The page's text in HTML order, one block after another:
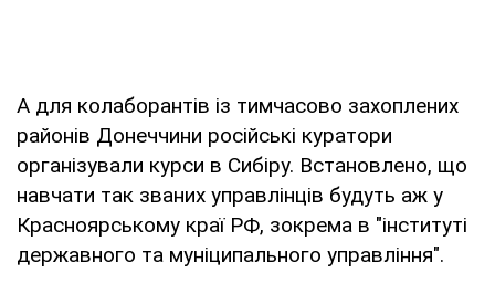
А для колаборантів із тимчасово захоплених
районів Донеччини російські куратори
організували курси в Сибіру. Встановлено, що
навчати так званих управлінців будуть аж у
Красноярському краї РФ, зокрема в "інституті
державного та муніципального управління".